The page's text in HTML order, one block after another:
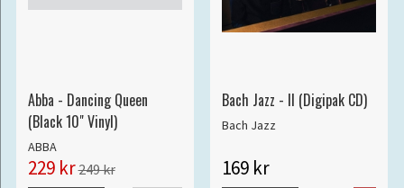
Abba - Dancing Queen
(Black 10" Vinyl)
ABBA
229 kr249 kr
Bach Jazz - II (Digipak CD)
Bach Jazz
169 kr